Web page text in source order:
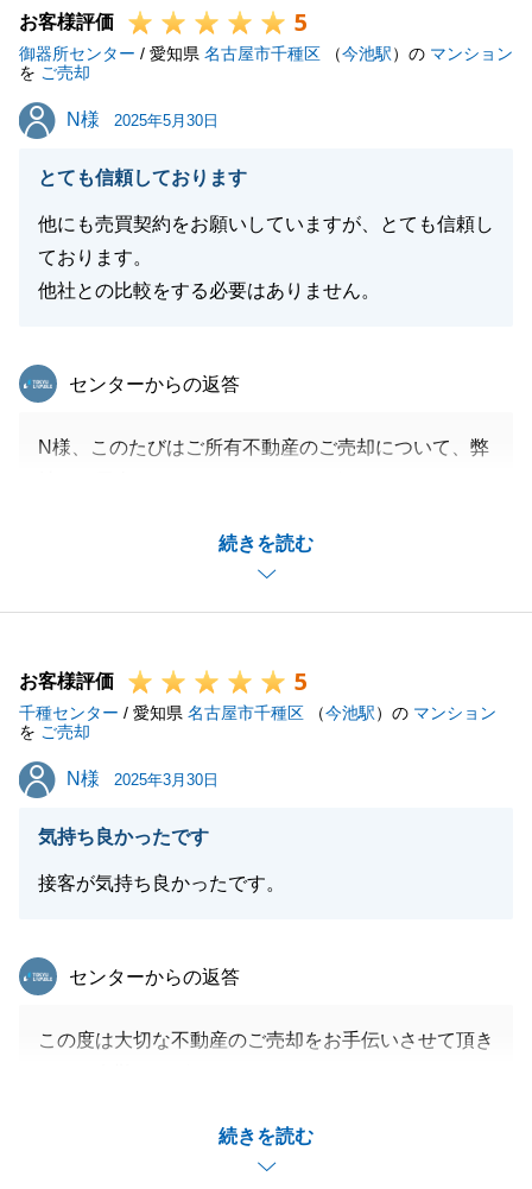
お客様評価 5
御器所センター / 愛知県 名古屋市千種区 （今池駅）の マンション
を ご売却
N様
N様 2025年5月30日
とても信頼しております
他にも売買契約をお願いしていますが、とても信頼し
ております。
他社との比較をする必要はありません。
続きを読む
東急リバブル
センターからの返答
N様、このたびはご所有不動産のご売却について、弊
今回、販売活動開始から最後のお引渡しに至るまで、
２か月弱という短期間でのご売却となりましたが、お
N様のお力添えもあり、最後のお引渡しを迎えること
ができました。
また何かございましたら、些細なことでも構いません
ので、いつでもお申し付けくださいませ。
お客様評価 5
千種センター / 愛知県 名古屋市千種区 （今池駅）の マンション
を ご売却
N様
N様 2025年3月30日
気持ち良かったです
接客が気持ち良かったです。
続きを読む
東急リバブル
センターからの返答
この度は大切な不動産のご売却をお手伝いさせて頂き
き大変感謝しております。
今後ともご相談事がございましたらお気軽にご相談頂